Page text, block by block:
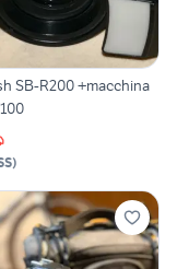
SB-R200 +macchina
)